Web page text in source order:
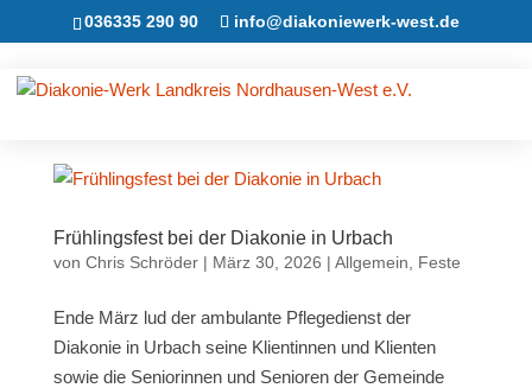
036335 290 90 info@diakoniewerk-west.de
Frühlingsfest bei der Diakonie in Urbach
von Chris Schröder| März 30, 2026 | Allgemein Feste
Ende März lud der ambulante Pflegedienst der
Diakonie in Urbach seine Klientinnen und Klienten
sowie die Seniorinnen und Senioren der Gemeinde